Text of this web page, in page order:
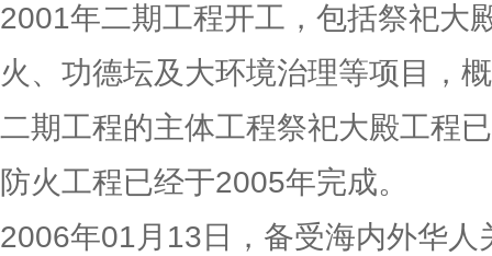
2001年二期工程开工，包括祭祀大
火、功德坛及大环境治理等项目，
二期工程的主体工程祭祀大殿工程
防火工程已经于2005年完成。
2006年01月13日，备受海内外华人